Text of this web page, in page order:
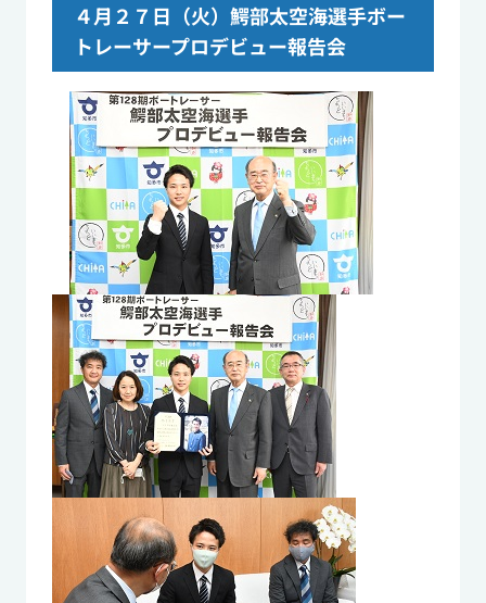
４月２７日（火）鰐部太空海選手ボー
トレーサープロデビュー報告会